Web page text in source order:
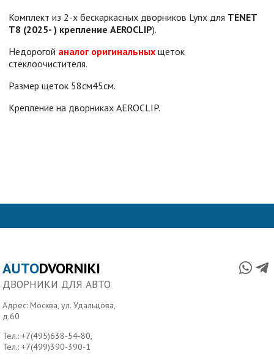
Комплект из 2-х бескаркасных дворников Lynx для TENET
T8 (2025- ) крепление AEROCLIP).
Недорогой аналог оригинальных щеток
стеклоочистителя.
Размер щеток 58см45см.
Крепление на дворниках AEROCLIP.
AUTODVORNIKI
ДВОРНИКИ ДЛЯ АВТО
Адрес: Москва, ул. Удальцова,
д.60
Тел.:+7(495)638-54-80,
Тел.:+7(499)390-390-1